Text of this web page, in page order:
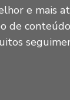
e mais
de conteúdo